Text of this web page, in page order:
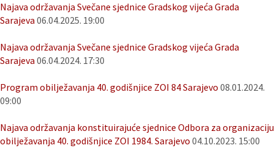
Najava održavanja Svečane sjednice Gradskog vijeća Grada
Sarajeva 06.04.2025. 19:00
Najava održavanja Svečane sjednice Gradskog vijeća Grada
Sarajeva 06.04.2024. 17:30
Program obilježavanja 40. godišnjice ZOI 84 Sarajevo 08.01.2024.
09:00
Najava održavanja konstituirajuće sjednice Odbora za organizaciju
obilježavanja 40. godišnjice ZOI 1984. Sarajevo 04.10.2023. 15:00